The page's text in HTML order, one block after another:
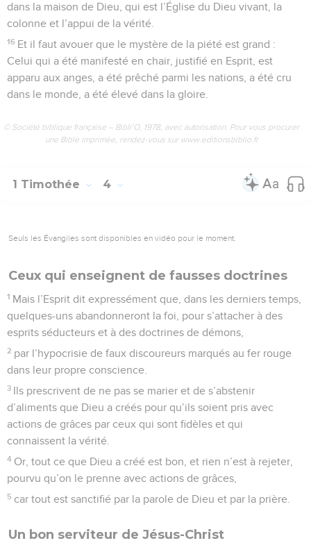
dans la maison de Dieu, qui est l’Église du Dieu vivant, la
colonne et l’appui de la vérité.
16 Et il faut avouer que le mystère de la piété est grand :
Celui qui a été manifesté en chair, justifié en Esprit, est
apparu aux anges, a été prêché parmi les nations, a été cru
dans le monde, a été élevé dans la gloire.
© Société biblique française – Bibli’O, 1978, avec autorisation. Pour vous procurer
une Bible imprimée, rendez-vous sur www.editionsbiblio.fr
1 Timothée 4
Seuls les Évangiles sont disponibles en vidéo pour le moment.
Ceux qui enseignent de fausses doctrines
1 Mais l’Esprit dit expressément que, dans les derniers temps,
quelques-uns abandonneront la foi, pour s’attacher à des
esprits séducteurs et à des doctrines de démons,
2 par l’hypocrisie de faux discoureurs marqués au fer rouge
dans leur propre conscience.
3 Ils prescrivent de ne pas se marier et de s’abstenir
d’aliments que Dieu a créés pour qu’ils soient pris avec
actions de grâces par ceux qui sont fidèles et qui
connaissent la vérité.
4 Or, tout ce que Dieu a créé est bon, et rien n’est à rejeter,
pourvu qu’on le prenne avec actions de grâces,
5 car tout est sanctifié par la parole de Dieu et par la prière.
Un bon serviteur de Jésus-Christ